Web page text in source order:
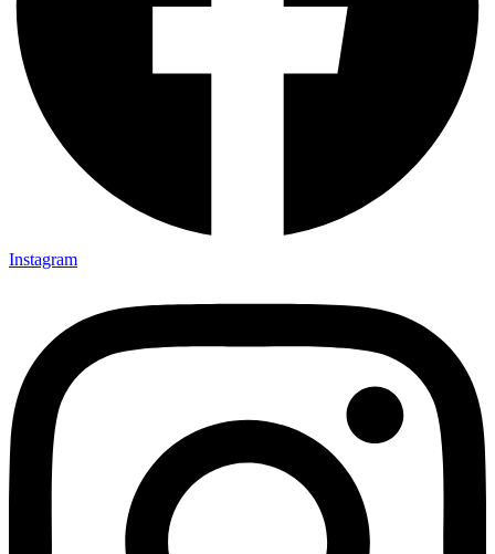
Instagram